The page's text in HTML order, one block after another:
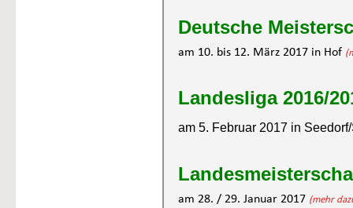
Deutsche
am 10. bis 12. März 2017 in Hof
Landesliga 2016/
am 5. Februar 2017 in
am 28. / 29. Januar 2017 (mehr